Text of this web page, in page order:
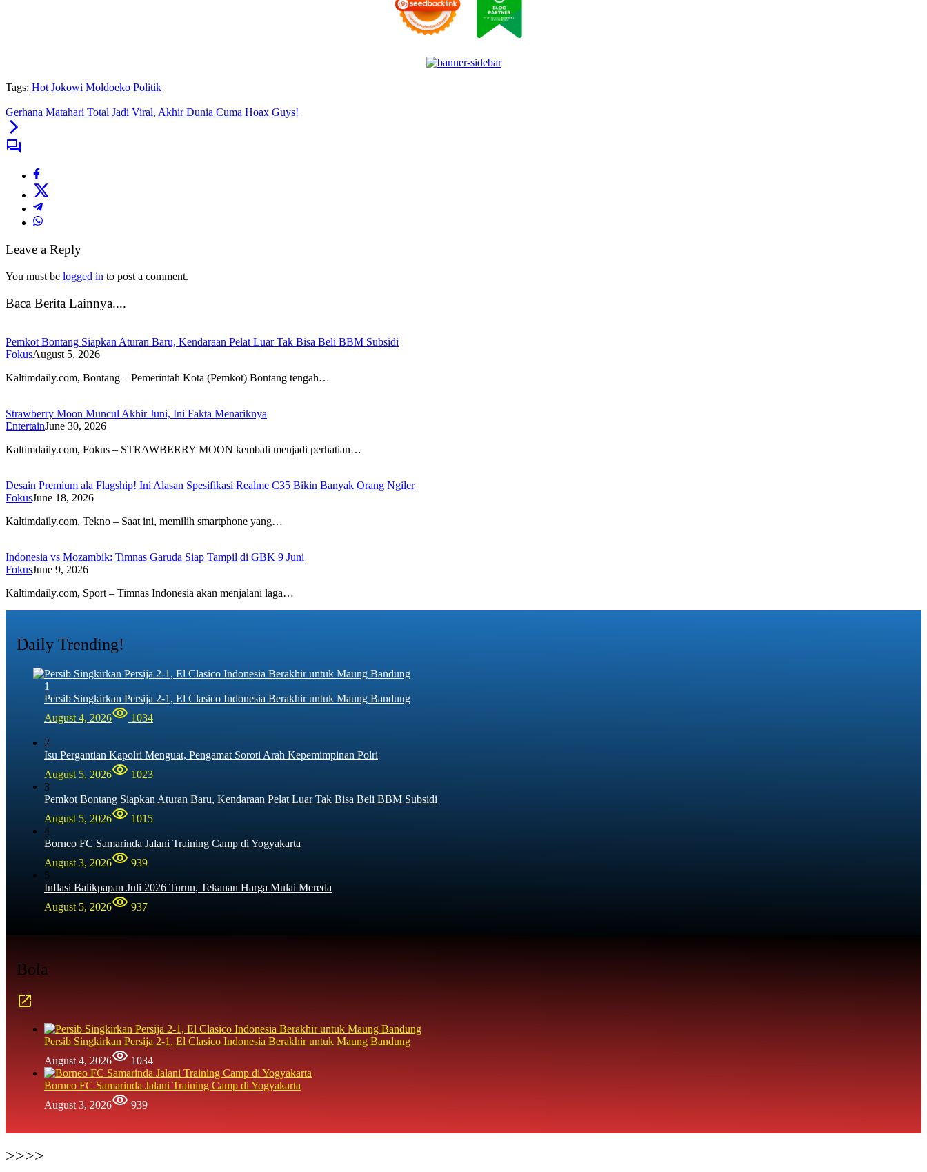
Tags: Hot Jokowi Moldoeko Politik
Gerhana Matahari Total Jadi Viral, Akhir Dunia Cuma Hoax Guys!
Leave a Reply
You must be logged in to post a comment.
Baca Berita Lainnya....
Pemkot Bontang Siapkan Aturan Baru, Kendaraan Pelat Luar Tak Bisa Beli BBM Subsidi
FokusAugust 5, 2026
Kaltimdaily.com, Bontang – Pemerintah Kota (Pemkot) Bontang tengah…
Strawberry Moon Muncul Akhir Juni, Ini Fakta Menariknya
EntertainJune 30, 2026
Kaltimdaily.com, Fokus – STRAWBERRY MOON kembali menjadi perhatian…
Desain Premium ala Flagship! Ini Alasan Spesifikasi Realme C35 Bikin Banyak Orang Ngiler
FokusJune 18, 2026
Kaltimdaily.com, Tekno – Saat ini, memilih smartphone yang…
Indonesia vs Mozambik: Timnas Garuda Siap Tampil di GBK 9 Juni
FokusJune 9, 2026
Kaltimdaily.com, Sport – Timnas Indonesia akan menjalani laga…
Daily Trending!
1
Persib Singkirkan Persija 2-1, El Clasico Indonesia Berakhir untuk Maung Bandung
August 4, 2026
1034
2
Isu Pergantian Kapolri Menguat, Pengamat Soroti Arah Kepemimpinan Polri
August 5, 2026
1023
3
Pemkot Bontang Siapkan Aturan Baru, Kendaraan Pelat Luar Tak Bisa Beli BBM Subsidi
August 5, 2026
1015
4
Borneo FC Samarinda Jalani Training Camp di Yogyakarta
August 3, 2026
939
5
Inflasi Balikpapan Juli 2026 Turun, Tekanan Harga Mulai Mereda
August 5, 2026
937
Bola
Persib Singkirkan Persija 2-1, El Clasico Indonesia Berakhir untuk Maung Bandung
August 4, 2026
1034
Borneo FC Samarinda Jalani Training Camp di Yogyakarta
August 3, 2026
939
>>>>